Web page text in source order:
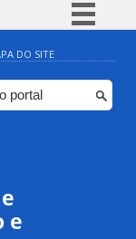
BR
Canais
DO SITE
e